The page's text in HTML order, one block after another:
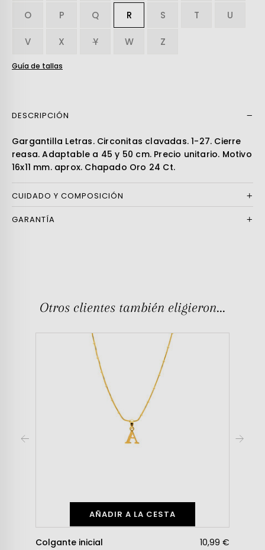
O P Q R S T U
V X Y W Z
Guía de tallas
DESCRIPCIÓN
Gargantilla Letras. Circonitas clavadas. 1-27. Cierre
reasa. Adaptable a 45 y 50 cm. Precio unitario. Motivo
16x11 mm. aprox. Chapado Oro 24 Ct.
CUIDADO Y COMPOSICIÓN
GARANTÍA
Otros clientes también eligieron...
AÑADIR A LA CESTA
Colgante inicial
10,99 €